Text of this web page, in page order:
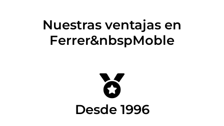
Nuestras ventajas en
Ferrer&nbspMoble
Desde 1996